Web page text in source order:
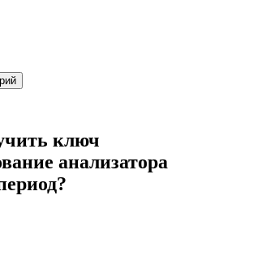
ключ
анализатора